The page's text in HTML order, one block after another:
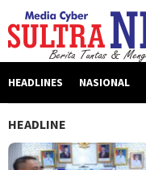
konten
HEADLINES NASIONAL
HEADLINE